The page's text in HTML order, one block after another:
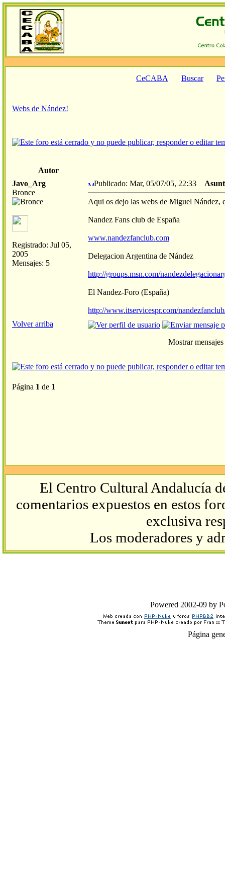
CeCABA Buscar
Webs de Nández!
Autor
Javo_Arg
Bronce
Registrado: Jul 05,
2005
Mensajes: 5
Publicado: Mar, 05/07/05, 22:33
Aqui os dejo las webs de Miguel Nández,
Nandez Fans club de España
www.nandezfanclub.com
Delegacion Argentina de Nández
http://groups.msn.com/
El Nandez-Foro (España)
http://www.itservicespr.com/
Volver arriba
Mostrar
Página 1 de 1
El Centro Cultural Andalucía
comentarios expuestos en estos
exclusiva
Los moderadores y
Powered 2002-09 by
Página